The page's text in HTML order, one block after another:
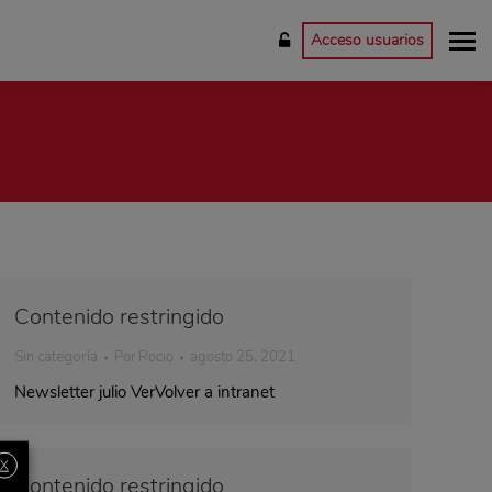
Acceso usuarios
Contenido restringido
Sin categoría Por Rocio agosto 25, 2021
Newsletter julio VerVolver a intranet
Contenido restringido
X